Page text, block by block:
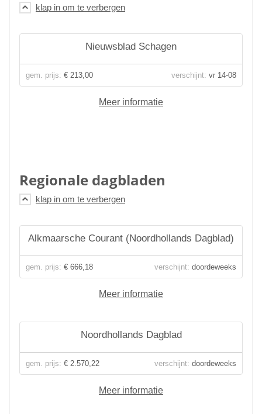
Nieuwsblad Schagen
gem. prijs: € 213,00 verschijnt: vr 14-08
Meer informatie
Regionale dagbladen
Alkmaarsche Courant (Noordhollands Dagblad)
gem. prijs: € 666,18 verschijnt: doordeweeks
Meer informatie
Noordhollands Dagblad
gem. prijs: € 2.570,22 verschijnt: doordeweeks
Meer informatie